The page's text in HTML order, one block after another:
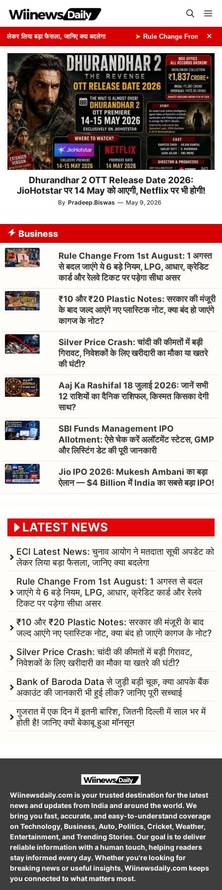
content
लिया बड़ा फैसला, जानिए क्या बदलेगा Rule Change From 1st ×
Dhurandhar 2 OTT Release Date 2026:
JioHotstar पर 14 May को आएगी, Netflix पर भी होगी!
By Pradeep.Biswas — May 9, 2026
Business
Rule Change From 1st August: 1 अगस्त
से बदल जाएंगे ये 6 बड़े नियम, LPG, आधार, क्रेडिट
कार्ड और रेलवे टिकट पर पड़ेगा सीधा असर
₹10 और ₹20 Plastic Notes: सरकार की मंजूरी
के बाद जल्द आएंगे नए प्लास्टिक नोट, क्या बंद हो जाएंगे
कागज के नोट?
Silver Price Crash: चांदी की कीमतों में बड़ी
गिरावट, निवेशकों के लिए खरीदारी का मौका या खतरे
की घंटी?
Aaj Ka Rashifal 18 जुलाई 2026: जानें सभी
12 राशियों का दैनिक राशिफल, किस्मत किसका देगी
साथ?
SBI Funds Management IPO
Allotment: ऐसे चेक करें अलॉटमेंट स्टेटस, GMP
और लिस्टिंग डेट की पूरी जानकारी
Jio IPO 2026: Mukesh Ambani का बड़ा
ऐलान — $4 Billion में India का सबसे बड़ा IPO!
LATEST NEWS
ECI Latest News: चुनाव आयोग ने मतदाता सूची अपडेट को
लेकर लिया बड़ा फैसला, जानिए क्या बदलेगा
Rule Change From 1st August: 1 अगस्त से बदल
जाएंगे ये 6 बड़े नियम, LPG, आधार, क्रेडिट कार्ड और रेलवे
टिकट पर पड़ेगा सीधा असर
₹10 और ₹20 Plastic Notes: सरकार की मंजूरी के बाद
जल्द आएंगे नए प्लास्टिक नोट, क्या बंद हो जाएंगे कागज के नोट?
Silver Price Crash: चांदी की कीमतों में बड़ी गिरावट,
निवेशकों के लिए खरीदारी का मौका या खतरे की घंटी?
Bank of Baroda Data से जुड़ी बड़ी चूक, क्या आपके बैंक
अकाउंट की जानकारी भी हुई लीक? जानिए पूरी सच्चाई
गुजरात में एक दिन में इतनी बारिश, जितनी दिल्ली में साल भर में
होती है! जानिए क्यों बेकाबू हुआ मॉनसून
Wiinewsdaily.com is your trusted destination for the latest
news and updates from India and around the world. We
bring you fast, accurate, and easy-to-understand coverage
on Technology, Business, Auto, Politics, Cricket, Weather,
Entertainment, and Trending Stories. Our goal is to deliver
reliable information with a human touch, helping readers
stay informed every day. Whether you're looking for
breaking news or useful insights, Wiinewsdaily.com keeps
you connected to what matters most.